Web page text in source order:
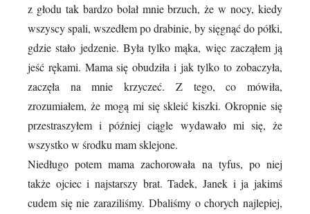
z głodu tak bardzo bolał mnie brzuch, że w nocy, kiedy
wszyscy spali, wszedłem po drabinie, by sięgnąć do półki,
gdzie stało jedzenie. Była tylko mąka, więc zacząłem ją
jeść rękami. Mama się obudziła i jak tylko to zobaczyła,
zaczęła na mnie krzyczeć. Z tego, co mówiła,
zrozumiałem, że mogą mi się skleić kiszki. Okropnie się
przestraszyłem i później ciągle wydawało mi się, że
wszystko w środku mam sklejone.
Niedługo potem mama zachorowała na tyfus, po niej
także ojciec i najstarszy brat. Tadek, Janek i ja jakimś
cudem się nie zaraziliśmy. Dbaliśmy o chorych najlepiej,